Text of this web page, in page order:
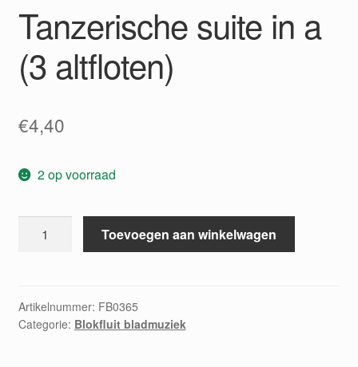
Tanzerische suite in a
(3 altfloten)
€4,40
2 op voorraad
(3
altfloten)
Toevoegen aan winkelwagen
Artikelnummer: FB0365
Categorie: Blokfluit bladmuziek